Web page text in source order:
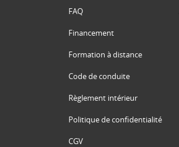
FAQ
Financement
Formation à distance
Code de conduite
Règlement intérieur
Politique de confidentialité
CGV